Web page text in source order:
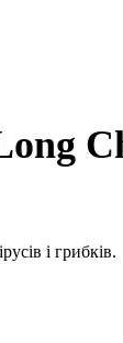
і грибків.